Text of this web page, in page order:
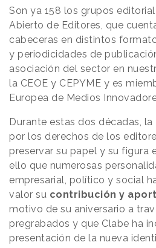
Son ya 158 los grupos
Abierto de Editores, que
cabeceras en distintos
y periodicidades de
asociación del sector en
la CEOE y CEPYME y es
Europea de Medios
Durante estas dos décadas,
por los derechos de los
preservar su papel y su figura
ello que numerosas
empresarial, político y social
valor su contribución y
motivo de su aniversario a
pregrabados y que Clabe ha
presentación de la nueva